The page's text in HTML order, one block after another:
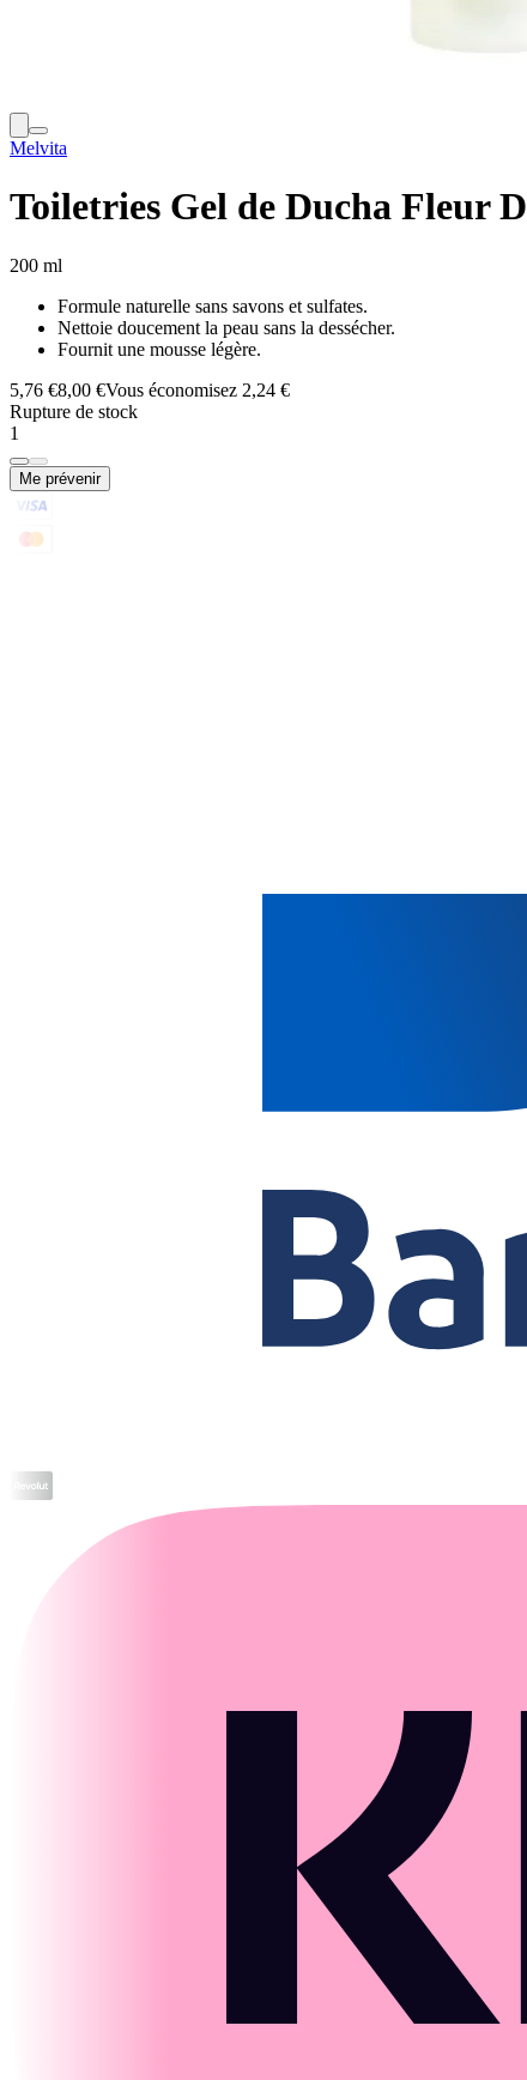
Melvita
Toiletries Gel de Ducha Fleur
200 ml
Formule naturelle sans savons et sulfates.
Nettoie doucement la peau sans la dessécher.
Fournit une mousse légère.
5,76 €8,00 €Vous économisez 2,24 €
Rupture de stock
1
Me prévenir